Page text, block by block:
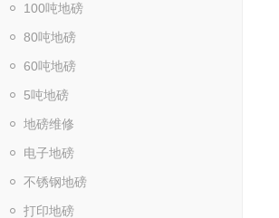
100吨地磅
80吨地磅
60吨地磅
5吨地磅
地磅维修
电子地磅
不锈钢地磅
打印地磅